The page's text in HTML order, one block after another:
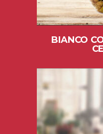
BIANCO